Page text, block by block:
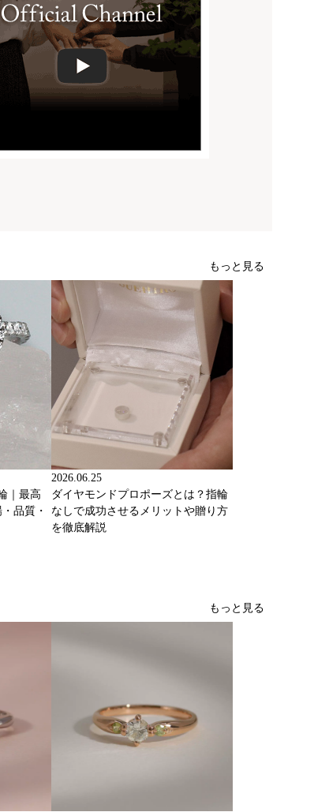
もっと見る
｜最高
品質・
2026.06.25
ダイヤモンドプロポーズとは？指輪
なしで成功させるメリットや贈り方
を徹底解説
もっと見る